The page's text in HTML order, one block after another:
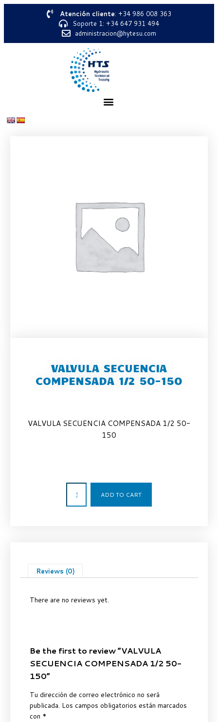
Atención cliente: +34 986 008 363
Soporte 1: +34 647 931 494
administracion@hytesu.com
VALVULA SECUENCIA
COMPENSADA 1/2 50-150
VALVULA SECUENCIA COMPENSADA 1/2 50-
150
ADD TO CART
Reviews (0)
There are no reviews yet.
Be the first to review “VALVULA
SECUENCIA COMPENSADA 1/2 50-
150”
Tu dirección de correo electrónico no será
publicada. Los campos obligatorios están marcados
con *